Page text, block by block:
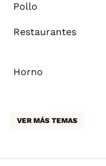
Pollo
Restaurantes
Horno
VER MÁS TEMAS